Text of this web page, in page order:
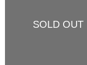
SOLD OUT